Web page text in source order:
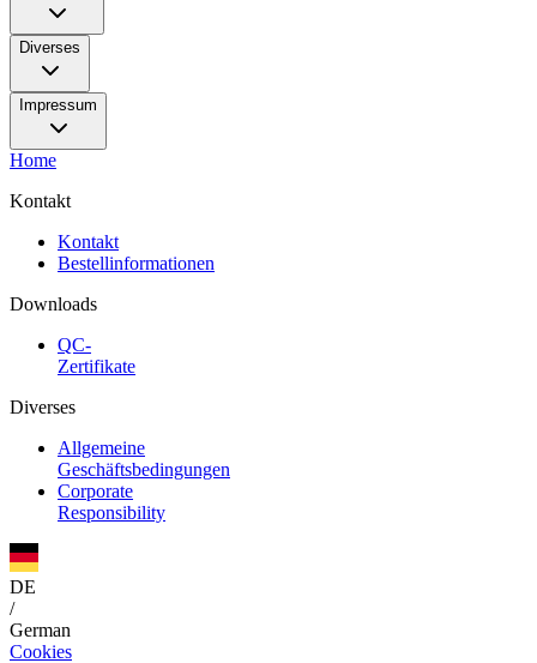
Diverses
Impressum
Home
Kontakt
Kontakt
Bestellinformationen
Downloads
QC-
Zertifikate
Diverses
Allgemeine
Geschäftsbedingungen
Corporate
Responsibility
DE
/
German
Cookies